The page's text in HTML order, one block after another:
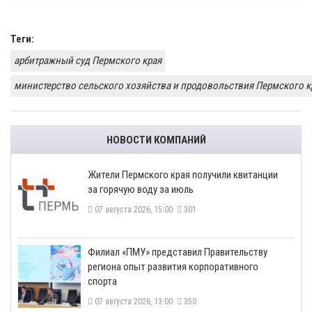
Теги:
арбитражный суд Пермского края
министерство сельского хозяйства и продовольствия Пермского
НОВОСТИ КОМПАНИЙ
​Жители Пермского края получили квитанции
за горячую воду за июль
07 августа 2026, 15:00 301
​Филиал «ПМУ» представил Правительству
региона опыт развития корпоративного
спорта
07 августа 2026, 13:00 350